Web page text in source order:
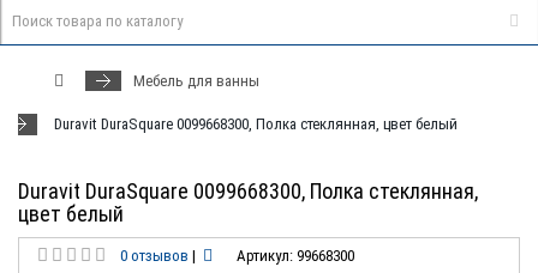
Мебель для ванны
Duravit DuraSquare 0099668300, Полка стеклянная, цвет белый
Duravit DuraSquare 0099668300, Полка стеклянная,
цвет белый
0 отзывов |
Артикул: 99668300